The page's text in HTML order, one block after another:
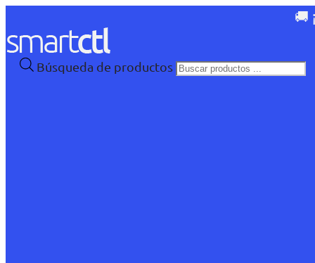
🚚
Búsqueda de productos